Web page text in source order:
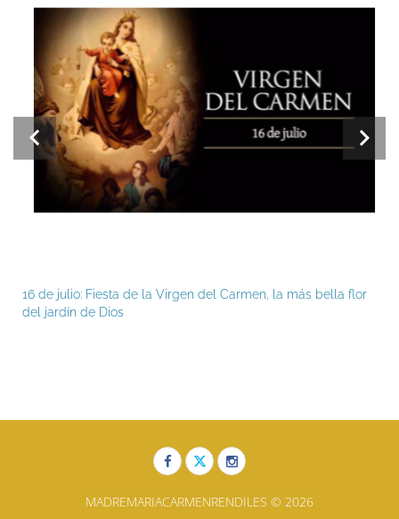
16 de julio: Fiesta de la Virgen del Carmen, la más bella flor
del jardín de Dios
MADREMARIACARMENRENDILES © 2026